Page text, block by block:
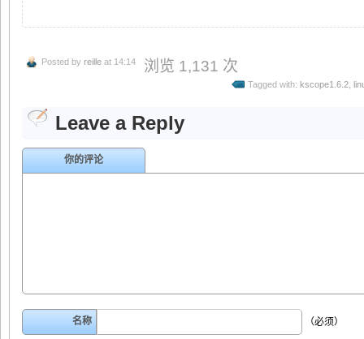
Posted by reille at 14:14 浏览 1,131 次
Tagged with: kscope1.6.2
Leave a Reply
你的评论
名称 （必须）